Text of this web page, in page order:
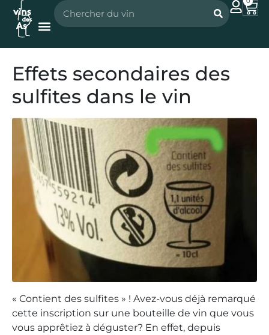
Effets secondaires des
sulfites dans le vin
« Contient des sulfites » ! Avez-vous déjà remarqué
cette inscription sur une bouteille de vin que vous
vous apprêtiez à déguster? En effet, depuis